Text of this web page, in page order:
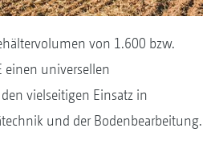
von 1.600 bzw.
einen universellen
vielseitigen Einsatz in
und der Bodenbearbeitung.